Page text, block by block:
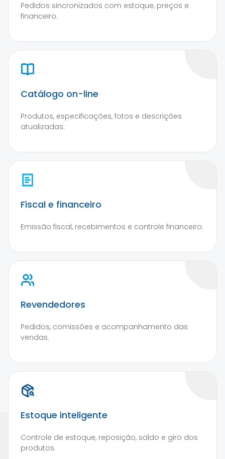
Pedidos sincronizados com estoque, preços e
financeiro.
Catálogo on-line
Produtos, especificações, fotos e descrições
atualizadas.
Fiscal e financeiro
Emissão fiscal, recebimentos e controle financeiro.
Revendedores
Pedidos, comissões e acompanhamento das
vendas.
Estoque inteligente
Controle de estoque, reposição, saldo e giro dos
produtos.